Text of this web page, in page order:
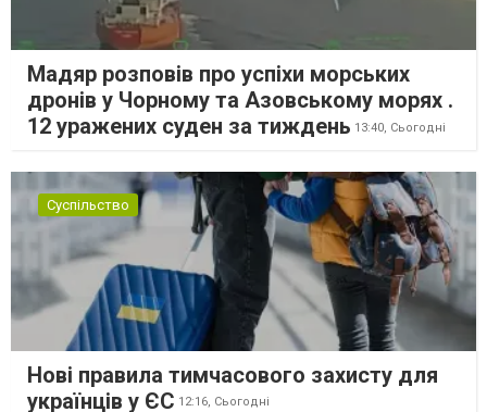
Мадяр розповів про успіхи морських
дронів у Чорному та Азовському морях .
12 уражених суден за тиждень 13:40, Сьогодні
Суспільство
Нові правила тимчасового захисту для
українців у ЄС 12:16, Сьогодні